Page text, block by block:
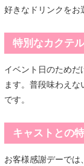
好きなドリンクをお
特別なカクテ
イベント日のためだ
ます。普段味わえ
です。
キャストとの
お客様感謝デーでは